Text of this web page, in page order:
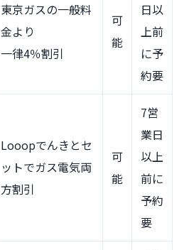
東京ガスの一般料
金より
一律4％割引
可
能
日以
上前
に予
約要
Looopでんきとセ
ットでガス電気両
方割引
可
能
7営
業日
以上
前に
予約
要